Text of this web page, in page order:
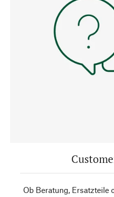
Ob Beratung, Ersatzteile